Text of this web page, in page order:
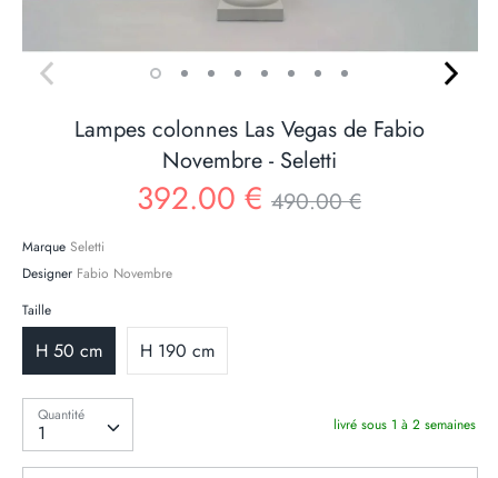
Lampes colonnes Las Vegas de Fabio
Novembre - Seletti
392.00 € Prix
490.00 €
Marque Seletti
Designer Fabio Novembre
Taille
H 50 cm H 190 cm
Quantité
1
Quantité livré sous 1 à 2 semaines